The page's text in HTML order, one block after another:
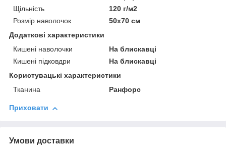
Щільність
120 г/м2
Розмір наволочок
50х70 см
Додаткові характеристики
Кишені наволочки
На блискавці
Кишені підковдри
На блискавці
Користувацькi характеристики
Тканина
Ранфорс
Приховати
Умови доставки